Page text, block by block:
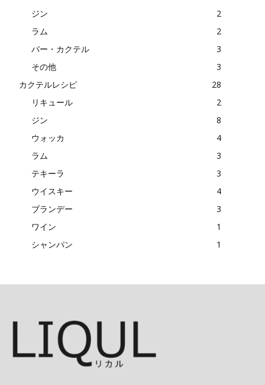
ジン
2
ラム
2
バー・カクテル
3
その他
3
カクテルレシピ
28
リキュール
2
ジン
8
ウォッカ
4
ラム
3
テキーラ
3
ウイスキー
4
ブランデー
3
ワイン
1
シャンパン
1